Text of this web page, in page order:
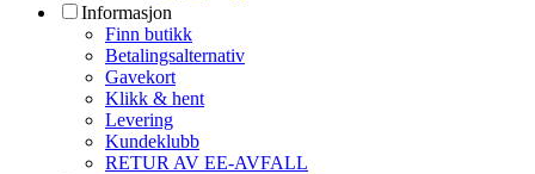
Informasjon
Finn butikk
Betalingsalternativ
Gavekort
Klikk & hent
Levering
Kundeklubb
RETUR AV EE-AVFALL